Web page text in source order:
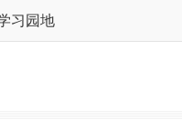
习园地